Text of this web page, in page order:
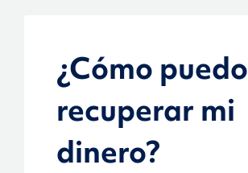
¿Cómo puedo
recuperar mi
dinero?